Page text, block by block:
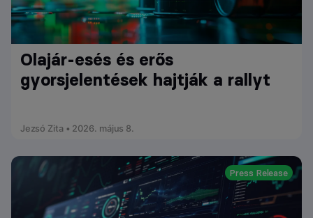
Olajár-esés és erős
gyorsjelentések hajtják a rallyt
Jezsó Zita • 2026. május 8.
Press Release